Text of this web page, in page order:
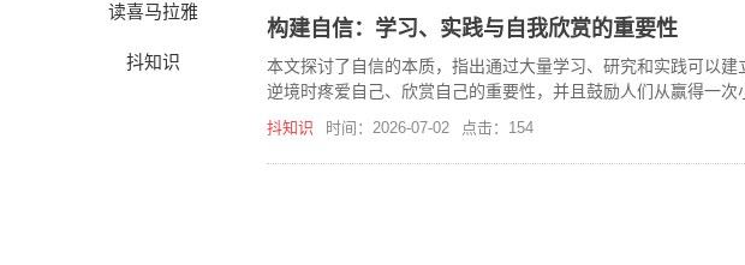
读喜马拉雅
抖知识
构建自信：学习、实践与自我欣赏的重要性
本文探讨了自信的本质，指出通过大量学习、研究和实践可以
逆境时疼爱自己、欣赏自己的重要性，并且鼓励人们从赢得一次
抖知识 时间：2026-07-02 点击：154